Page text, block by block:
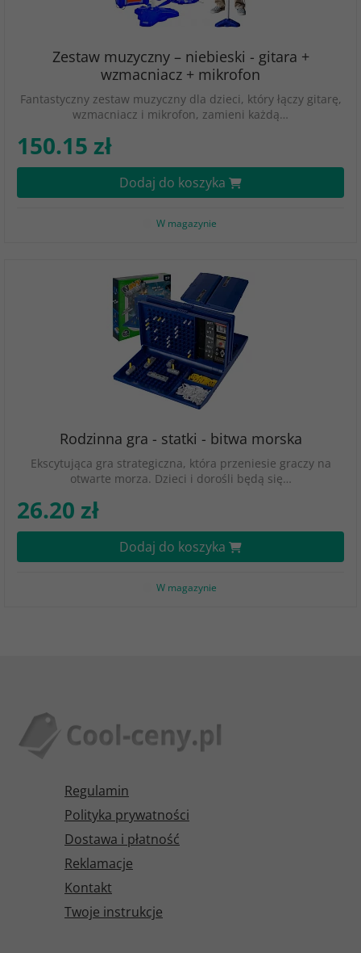
Zestaw muzyczny – niebieski - gitara +
wzmacniacz + mikrofon
Fantastyczny zestaw muzyczny dla dzieci, który łączy gitarę,
wzmacniacz i mikrofon, zamieni każdą…
150.15 zł
Dodaj do koszyka
W magazynie
Rodzinna gra - statki - bitwa morska
Ekscytująca gra strategiczna, która przeniesie graczy na
otwarte morza. Dzieci i dorośli będą się…
26.20 zł
Dodaj do koszyka
W magazynie
Regulamin
Polityka prywatności
Dostawa i płatność
Reklamacje
Kontakt
Twoje instrukcje